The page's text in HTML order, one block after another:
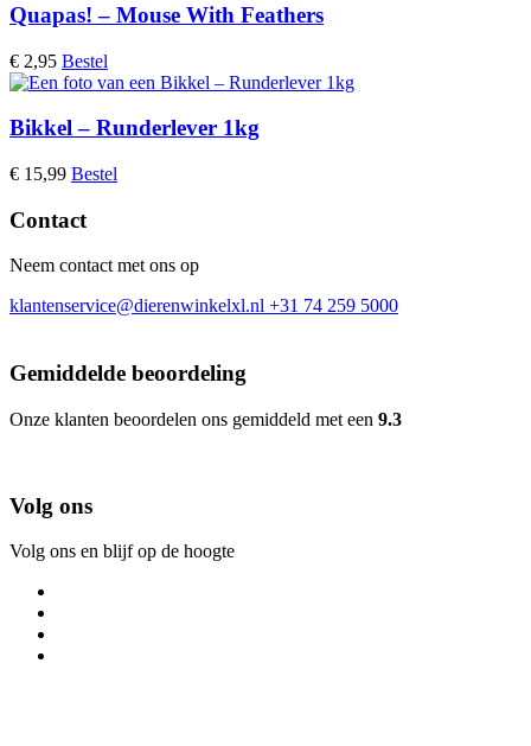
Quapas! – Mouse With Feathers
€ 2,95 Bestel
Bikkel – Runderlever 1kg
€ 15,99 Bestel
Contact
Neem contact met ons op
klantenservice@dierenwinkelxl.nl +31 74 259 5000
Gemiddelde beoordeling
Onze klanten beoordelen ons gemiddeld met een 9.3
Volg ons
Volg ons en blijf op de hoogte